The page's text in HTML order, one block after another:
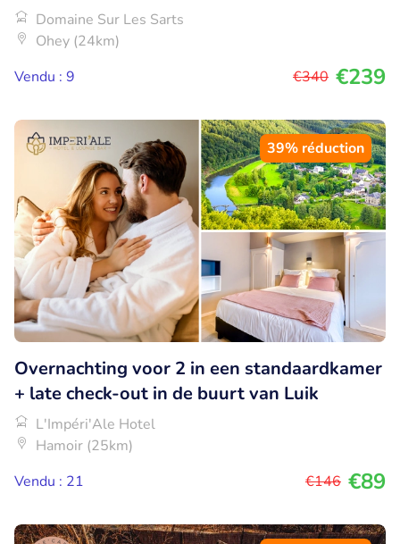
Domaine Sur Les Sarts
Ohey (24km)
Vendu : 9
€340 €239
39% réduction
Overnachting voor 2 in een standaardkamer
+ late check-out in de buurt van Luik
L'Impéri'Ale Hotel
Hamoir (25km)
Vendu : 21
€146 €89